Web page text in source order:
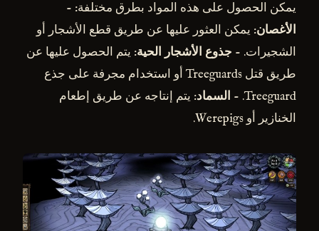
يمكن الحصول على هذه المواد بطرق مختلفة: -
الأغصان: يمكن العثور عليها عن طريق قطع الأشجار أو
الشجيرات. - جذوع الأشجار الحية: يتم الحصول عليها عن
طريق قتل Treeguards أو استخدام مجرفة على جذع
Treeguard. -
السماد: يتم إنتاجه عن طريق إطعام
الخنازير أو Werepigs.